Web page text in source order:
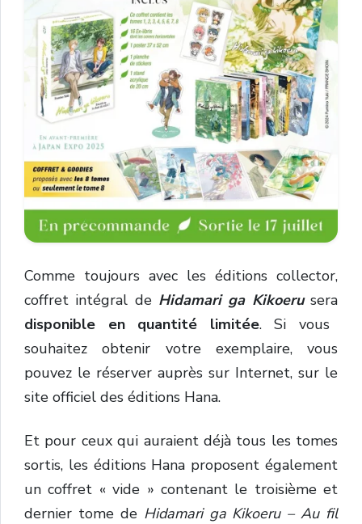
Comme toujours avec les éditions collector,
coffret intégral de Hidamari ga Kikoerusera
disponible en quantité limitée. Si vous
souhaitez obtenir votre exemplaire, vous
pouvez le réserver auprès sur Internet, sur le
site officiel des éditions Hana.
Et pour ceux qui auraient déjà tous les tomes
sortis, les éditions Hana proposent également
un coffret « vide » contenant le troisième et
dernier tome de Hidamari ga Kikoeru – Au fil